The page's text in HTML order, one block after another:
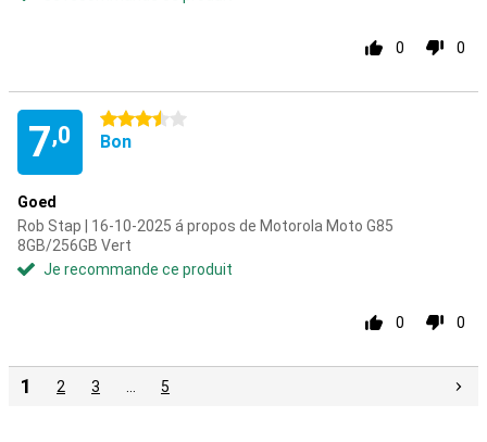
0 0
7,0
3.5 étoiles
Bon
Goed
Rob Stap | 16-10-2025 á propos de Motorola Moto G85
8GB/256GB Vert
Je recommande ce produit
0 0
1 2 3 5